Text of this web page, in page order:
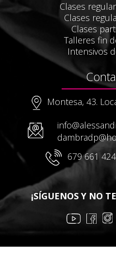
Clases
Clases
Clases
Talleres fin
Intensivos
Montesa, 43.
679 661
¡SÍGUENOS Y NO